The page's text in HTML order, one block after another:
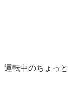
運転中のちょっと